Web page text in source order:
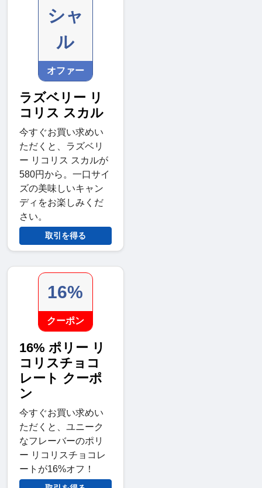
シャ
ル
オファー
ラズベリー リ
コリス スカル
今すぐお買い求めい
ただくと、ラズベリ
ー リコリス スカルが
580円から。一口サイ
ズの美味しいキャン
ディをお楽しみくだ
さい。
取引を得る
16%
クーポン
16% ポリー リ
コリスチョコ
レート クーポ
ン
今すぐお買い求めい
ただくと、ユニーク
なフレーバーのポリ
ー リコリスチョコレ
ートが16%オフ！